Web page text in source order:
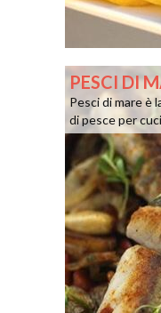
PESCI DI
Pesci di mare
di pesce per